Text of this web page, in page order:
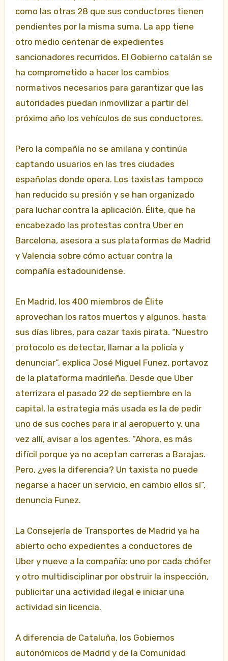
como las otras 28 que sus conductores tienen
pendientes por la misma suma. La app tiene
otro medio centenar de expedientes
sancionadores recurridos. El Gobierno catalán se
ha comprometido a hacer los cambios
normativos necesarios para garantizar que las
autoridades puedan inmovilizar a partir del
próximo año los vehículos de sus conductores.
Pero la compañía no se amilana y continúa
captando usuarios en las tres ciudades
españolas donde opera. Los taxistas tampoco
han reducido su presión y se han organizado
para luchar contra la aplicación. Élite, que ha
encabezado las protestas contra Uber en
Barcelona, asesora a sus plataformas de Madrid
y Valencia sobre cómo actuar contra la
compañía estadounidense.
En Madrid, los 400 miembros de Élite
aprovechan los ratos muertos y algunos, hasta
sus días libres, para cazar taxis pirata. “Nuestro
protocolo es detectar, llamar a la policía y
denunciar”, explica José Miguel Funez, portavoz
de la plataforma madrileña. Desde que Uber
aterrizara el pasado 22 de septiembre en la
capital, la estrategia más usada es la de pedir
uno de sus coches para ir al aeropuerto y, una
vez allí, avisar a los agentes. “Ahora, es más
difícil porque ya no aceptan carreras a Barajas.
Pero, ¿ves la diferencia? Un taxista no puede
negarse a hacer un servicio, en cambio ellos sí”,
denuncia Funez.
La Consejería de Transportes de Madrid ya ha
abierto ocho expedientes a conductores de
Uber y nueve a la compañía: uno por cada chófer
y otro multidisciplinar por obstruir la inspección,
publicitar una actividad ilegal e iniciar una
actividad sin licencia.
A diferencia de Cataluña, los Gobiernos
autonómicos de Madrid y de la Comunidad